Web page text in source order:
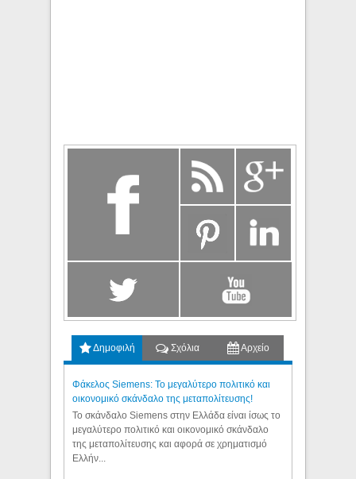
Δημοφιλή Σχόλια Αρχείο
Φάκελος Siemens: Το μεγαλύτερο πολιτικό και
οικονομικό σκάνδαλο της μεταπολίτευσης!
Το σκάνδαλο Siemens στην Ελλάδα είναι ίσως το
μεγαλύτερο πολιτικό και οικονομικό σκάνδαλο
της μεταπολίτευσης και αφορά σε χρηματισμό
Ελλήν...